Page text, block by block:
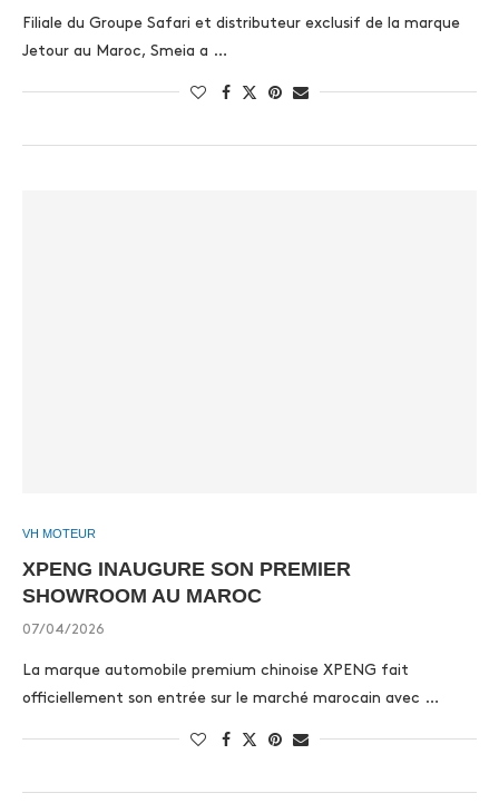
Filiale du Groupe Safari et distributeur exclusif de la marque
Jetour au Maroc, Smeia a …
VH MOTEUR
XPENG INAUGURE SON PREMIER
SHOWROOM AU MAROC
07/04/2026
La marque automobile premium chinoise XPENG fait
officiellement son entrée sur le marché marocain avec …